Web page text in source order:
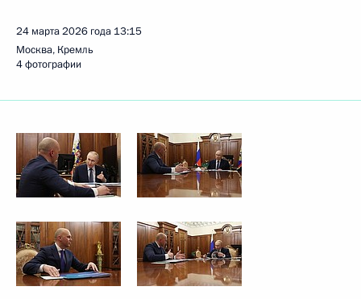
24 марта 2026 года 13:15
Москва, Кремль
4 фотографии